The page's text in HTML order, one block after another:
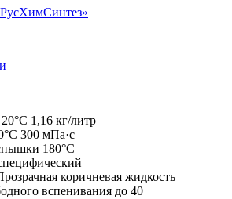
1,16 кг/литр
300 мПа·с
180°С
коричневая жидкость
вспенивания до 40